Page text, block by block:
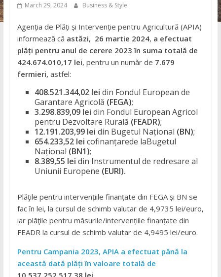
March 29, 2024 Business & Style
Agenția de Plăți și Intervenție pentru Agricultură (APIA)
informează că astăzi, 26 martie 2024, a efectuat
plăți pentru anul de cerere 2023 în suma totală de
424.674.010,17 lei, pentru un număr de 7.679
fermieri, astfel:
408.521.344,02 lei din Fondul European de
Garantare Agricolă (FEGA);
3.298.839,09 lei din Fondul European Agricol
pentru Dezvoltare Rurală (FEADR);
12.191.203,99 lei din Bugetul Național (BN);
654.233,52 lei cofinanțarede laBugetul
Național (BN1);
8.389,55 lei din Instrumentul de redresare al
Uniunii Europene (EURI).
Plăţile pentru intervențiile finanțate din FEGA și BN se
fac în lei, la cursul de schimb valutar de 4,9735 lei/euro,
iar plăţile pentru măsurile/intervențiile finanțate din
FEADR la cursul de schimb valutar de 4,9495 lei/euro.
Pentru Campania 2023, APIA a efectuat până la
această dată plăți în valoare totală de
10.537.252.517,38 lei.